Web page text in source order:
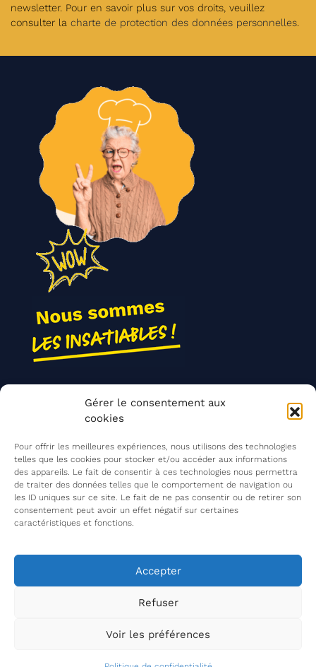
Gérer le consentement aux
cookies
Pour offrir les meilleures expériences, nous utilisons des technologies
telles que les cookies pour stocker et/ou accéder aux informations
des appareils. Le fait de consentir à ces technologies nous permettra
de traiter des données telles que le comportement de navigation ou
les ID uniques sur ce site. Le fait de ne pas consentir ou de retirer son
consentement peut avoir un effet négatif sur certaines
caractéristiques et fonctions.
Accepter
Refuser
Voir les préférences
newsletter. Pour en savoir plus sur vos droits, veuillez
consulter la charte de protection des données personnelles.
Agir ensemble
Mentions légales
Politique de confidentialité
Les Insatiables, une association du